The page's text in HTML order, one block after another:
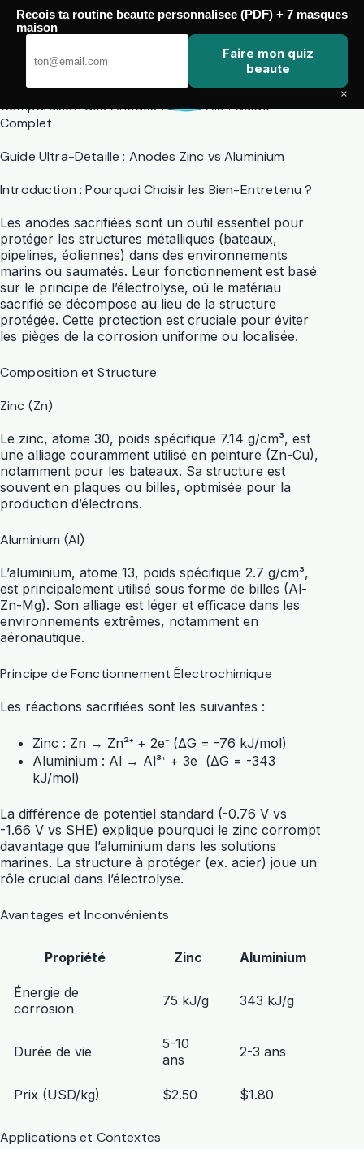
Passer
contenu
Comparaison des Anodes Zinc et Alu : Guide
Complet
Guide Ultra-Detaille : Anodes Zinc vs Aluminium
Introduction : Pourquoi Choisir les Bien-Entretenu ?
Les anodes sacrifiées sont un outil essentiel pour
protéger les structures métalliques (bateaux,
pipelines, éoliennes) dans des environnements
marins ou saumatés. Leur fonctionnement est basé
sur le principe de l’électrolyse, où le matériau
sacrifié se décompose au lieu de la structure
protégée. Cette protection est cruciale pour éviter
les pièges de la corrosion uniforme ou localisée.
Composition et Structure
Zinc (Zn)
Le zinc, atome 30, poids spécifique 7.14 g/cm³, est
une alliage couramment utilisé en peinture (Zn-Cu),
notamment pour les bateaux. Sa structure est
souvent en plaques ou billes, optimisée pour la
production d’électrons.
Aluminium (Al)
L’aluminium, atome 13, poids spécifique 2.7 g/cm³,
est principalement utilisé sous forme de billes (Al-
Zn-Mg). Son alliage est léger et efficace dans les
environnements extrêmes, notamment en
aéronautique.
Principe de Fonctionnement Électrochimique
Les réactions sacrifiées sont les suivantes :
Zinc : Zn → Zn²⁺ + 2e⁻ (ΔG = -76 kJ/mol)
Aluminium : Al → Al³⁺ + 3e⁻ (ΔG = -343
kJ/mol)
La différence de potentiel standard (-0.76 V vs
-1.66 V vs SHE) explique pourquoi le zinc corrompt
davantage que l’aluminium dans les solutions
marines. La structure à protéger (ex. acier) joue un
rôle crucial dans l’électrolyse.
Avantages et Inconvénients
Propriété Zinc Aluminium
Énergie de
corrosion
75 kJ/g 343 kJ/g
Durée de vie
5-10
ans
2-3 ans
Prix (USD/kg) $2.50 $1.80
Applications et Contextes
Recois ta routine beaute personnalisee (PDF) + 7 masques
maison
Faire mon quiz
beaute
×